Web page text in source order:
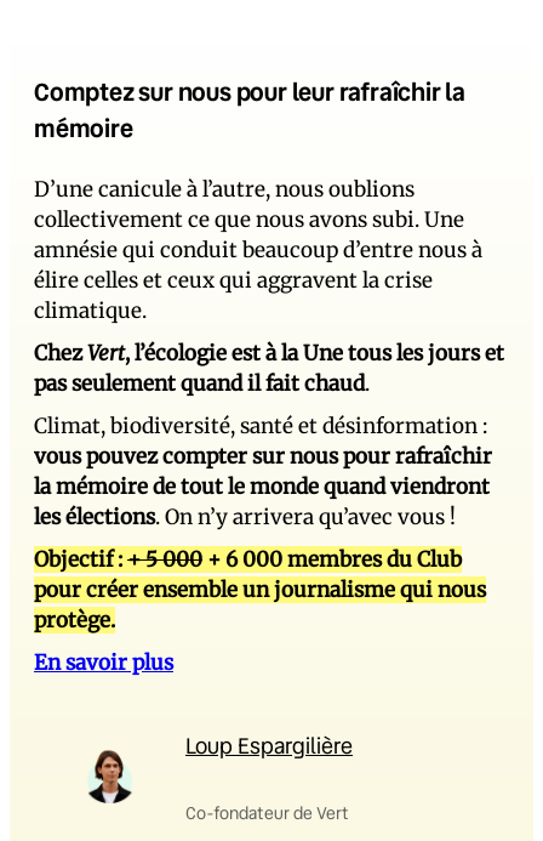
Comptez sur nous pour leur rafraîchir la
mémoire
D’une canicule à l’autre, nous oublions
collectivement ce que nous avons subi. Une
amnésie qui conduit beaucoup d’entre nous à
élire celles et ceux qui aggravent la crise
climatique.
ChezVert, l’écologie est à la Une tous les jours et
pas seulement quand il fait chaud.
Climat, biodiversité, santé et désinformation :
vous pouvez compter sur nous pour rafraîchir
la mémoire de tout le monde quand viendront
les élections. On n’y arrivera qu’avec vous !
Objectif :+ 5 000 + 6 000 membres du Club
pour créer ensemble un journalisme qui nous
protège.
En savoir plus
Loup Espargilière
Co-fondateur de Vert